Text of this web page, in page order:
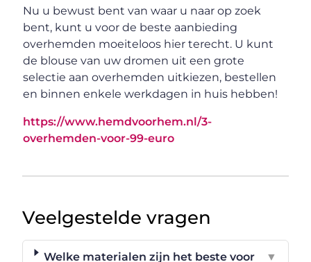
Nu u bewust bent van waar u naar op zoek
bent, kunt u voor de beste aanbieding
overhemden moeiteloos hier terecht. U kunt
de blouse van uw dromen uit een grote
selectie aan overhemden uitkiezen, bestellen
en binnen enkele werkdagen in huis hebben!
https://www.hemdvoorhem.nl/3-
overhemden-voor-99-euro
Veelgestelde vragen
Welke materialen zijn het beste voor
▼